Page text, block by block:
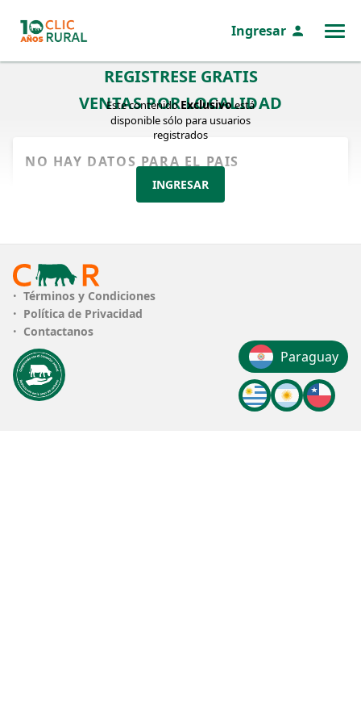
Ingresar
VENTAS POR LOCALIDAD
NO HAY DATOS PARA EL PAIS
REGISTRESE GRATIS
Este contenidoExclusivoestá
disponible sólo para usuarios
registrados
INGRESAR
Términos y Condiciones
Política de Privacidad
Contactanos
Paraguay
UruguayArgentina
chile